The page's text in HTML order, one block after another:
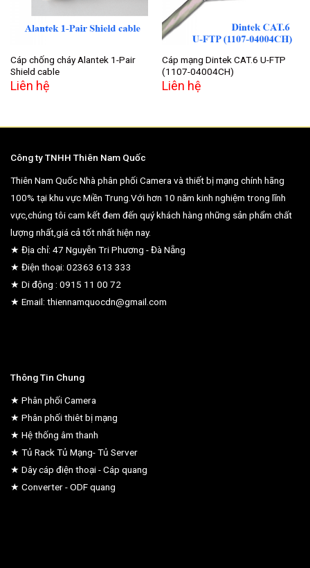
Cáp chống cháy Alantek 1-Pair
Shield cable
Liên hệ
Cáp mạng Dintek CAT.6 U-FTP
(1107-04004CH)
Liên hệ
Công ty TNHH Thiên Nam Quốc
Thiên Nam Quốc Nhà phân phối Camera và thiết bị mạng chính hãng
100% tại khu vực Miền Trung.Với hơn 10 năm kinh nghiệm trong lĩnh
vực,chúng tôi cam kết đem đến quý khách hàng những sản phẩm chất
lượng nhất,giá cả tốt nhất hiện nay.
★ Địa chỉ: 47 Nguyễn Tri Phương - Đà Nẵng
★ Điện thoại: 02363 613 333
★ Di động : 0915 11 00 72
★ Email: thiennamquocdn@gmail.com
Thông Tin Chung
★ Phân phối Camera
★ Phân phối thiêt bị mạng
★ Hệ thống âm thanh
★ Tủ Rack Tủ Mạng- Tủ Server
★ Dây cáp điện thoại - Cáp quang
★ Converter - ODF quang